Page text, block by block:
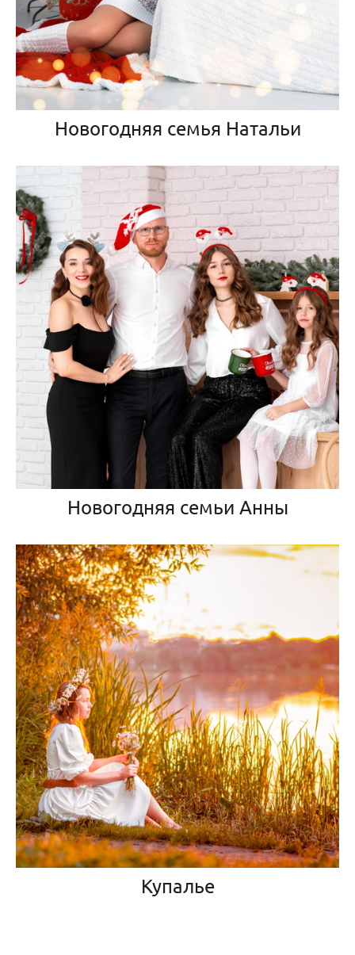
Новогодняя семья Натальи
Новогодняя семьи Анны
Купалье